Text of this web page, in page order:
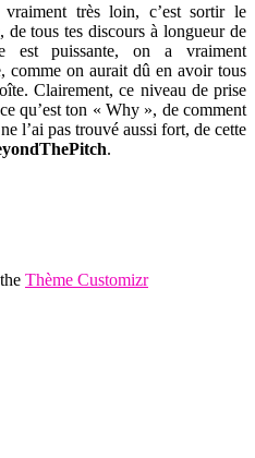
très loin, c’est sortir le
tous tes discours à longueur de
est puissante, on a vraiment
comme on aurait dû en avoir tous
Clairement, ce niveau de prise
qu’est ton « Why », de comment
l’ai pas trouvé aussi fort, de cette
.
Thème Customizr